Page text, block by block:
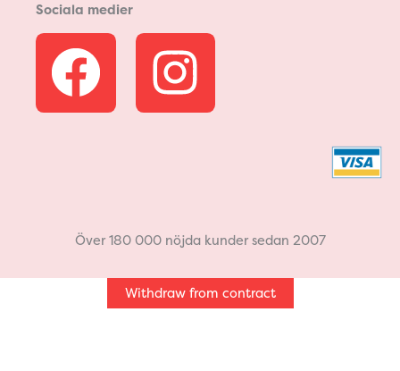
Sociala medier
F
a
b
o
I
n
a
g
Över 180 000 nöjda kunder sedan 2007
Withdraw from contract